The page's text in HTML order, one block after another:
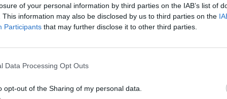
of your personal information by third parties on the IAB’s list of
This information may also be disclosed by us to third parties on the
Participants that may further disclose it to other third parties.
Data Processing Opt Outs
opt-out of the Sharing of my personal data.
στιγμές της ιστορίας με τη γαλλική
τη χώρα μας ως αναπόσπαστο μέρος της
Οικονομικού Φόρουμ, που
Εμπορικό & Βιομηχανικό Επιμελητήριο στο